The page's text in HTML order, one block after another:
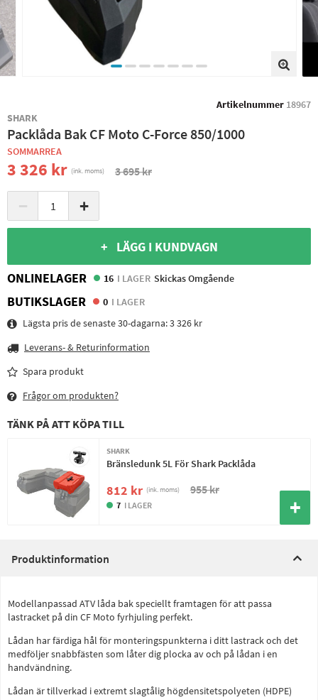
Artikelnummer 18967
SHARK
Packlåda Bak CF Moto C-Force 850/1000
SOMMARREA
3 326 kr (ink. moms) 3 695 kr
− +
+ LÄGG I KUNDVAGN
ONLINELAGER
16 I LAGER Skickas Omgående
BUTIKSLAGER 0 I LAGER
Lägsta pris de senaste 30-dagarna:3 326 kr
Leverans- & Returinformation
Spara produkt
Frågor om produkten?
TÄNK PÅ ATT KÖPA TILL
SHARK
Bränsledunk 5L För Shark Packlåda
812 kr (ink. moms) 955 kr
7 I LAGER
Produktinformation
Modellanpassad ATV låda bak speciellt framtagen för att passa
lastracket på din CF Moto fyrhjuling perfekt.
Lådan har färdiga hål för monteringspunkterna i ditt lastrack och det
medföljer snabbfästen som låter dig plocka av och på lådan i en
handvändning.
Lådan är tillverkad i extremt slagtålig högdensitetspolyeten (HDPE)